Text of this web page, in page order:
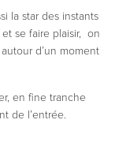
la star des instants
se faire plaisir, on
d’un moment
en fine tranche
de l’entrée.